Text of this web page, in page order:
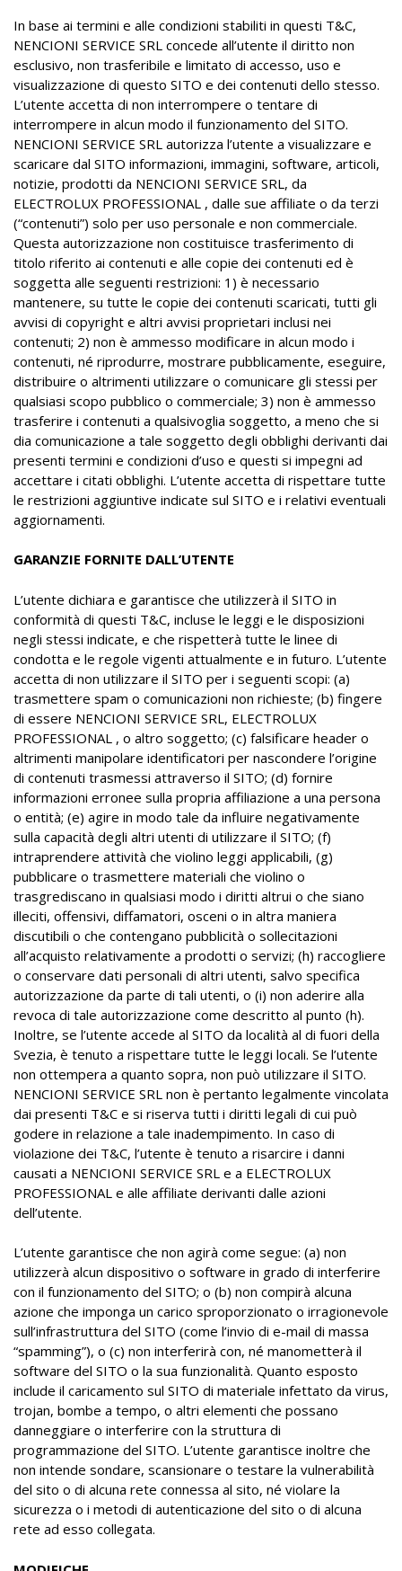
In base ai termini e alle condizioni stabiliti in questi T&C,
NENCIONI SERVICE SRL concede all’utente il diritto non
esclusivo, non trasferibile e limitato di accesso, uso e
visualizzazione di questo SITO e dei contenuti dello stesso.
L’utente accetta di non interrompere o tentare di
interrompere in alcun modo il funzionamento del SITO.
NENCIONI SERVICE SRL autorizza l’utente a visualizzare e
scaricare dal SITO informazioni, immagini, software, articoli,
notizie, prodotti da NENCIONI SERVICE SRL, da
ELECTROLUX PROFESSIONAL , dalle sue affiliate o da terzi
(“contenuti”) solo per uso personale e non commerciale.
Questa autorizzazione non costituisce trasferimento di
titolo riferito ai contenuti e alle copie dei contenuti ed è
soggetta alle seguenti restrizioni: 1) è necessario
mantenere, su tutte le copie dei contenuti scaricati, tutti gli
avvisi di copyright e altri avvisi proprietari inclusi nei
contenuti; 2) non è ammesso modificare in alcun modo i
contenuti, né riprodurre, mostrare pubblicamente, eseguire,
distribuire o altrimenti utilizzare o comunicare gli stessi per
qualsiasi scopo pubblico o commerciale; 3) non è ammesso
trasferire i contenuti a qualsivoglia soggetto, a meno che si
dia comunicazione a tale soggetto degli obblighi derivanti dai
presenti termini e condizioni d’uso e questi si impegni ad
accettare i citati obblighi. L’utente accetta di rispettare tutte
le restrizioni aggiuntive indicate sul SITO e i relativi eventuali
aggiornamenti.
GARANZIE FORNITE DALL’UTENTE
L’utente dichiara e garantisce che utilizzerà il SITO in
conformità di questi T&C, incluse le leggi e le disposizioni
negli stessi indicate, e che rispetterà tutte le linee di
condotta e le regole vigenti attualmente e in futuro. L’utente
accetta di non utilizzare il SITO per i seguenti scopi: (a)
trasmettere spam o comunicazioni non richieste; (b) fingere
di essere NENCIONI SERVICE SRL, ELECTROLUX
PROFESSIONAL , o altro soggetto; (c) falsificare header o
altrimenti manipolare identificatori per nascondere l’origine
di contenuti trasmessi attraverso il SITO; (d) fornire
informazioni erronee sulla propria affiliazione a una persona
o entità; (e) agire in modo tale da influire negativamente
sulla capacità degli altri utenti di utilizzare il SITO; (f)
intraprendere attività che violino leggi applicabili, (g)
pubblicare o trasmettere materiali che violino o
trasgrediscano in qualsiasi modo i diritti altrui o che siano
illeciti, offensivi, diffamatori, osceni o in altra maniera
discutibili o che contengano pubblicità o sollecitazioni
all’acquisto relativamente a prodotti o servizi; (h) raccogliere
o conservare dati personali di altri utenti, salvo specifica
autorizzazione da parte di tali utenti, o (i) non aderire alla
revoca di tale autorizzazione come descritto al punto (h).
Inoltre, se l’utente accede al SITO da località al di fuori della
Svezia, è tenuto a rispettare tutte le leggi locali. Se l’utente
non ottempera a quanto sopra, non può utilizzare il SITO.
NENCIONI SERVICE SRL non è pertanto legalmente vincolata
dai presenti T&C e si riserva tutti i diritti legali di cui può
godere in relazione a tale inadempimento. In caso di
violazione dei T&C, l’utente è tenuto a risarcire i danni
causati a NENCIONI SERVICE SRL e a ELECTROLUX
PROFESSIONAL e alle affiliate derivanti dalle azioni
dell’utente.
L’utente garantisce che non agirà come segue: (a) non
utilizzerà alcun dispositivo o software in grado di interferire
con il funzionamento del SITO; o (b) non compirà alcuna
azione che imponga un carico sproporzionato o irragionevole
sull’infrastruttura del SITO (come l’invio di e-mail di massa
“spamming”), o (c) non interferirà con, né manometterà il
software del SITO o la sua funzionalità. Quanto esposto
include il caricamento sul SITO di materiale infettato da virus,
trojan, bombe a tempo, o altri elementi che possano
danneggiare o interferire con la struttura di
programmazione del SITO. L’utente garantisce inoltre che
non intende sondare, scansionare o testare la vulnerabilità
del sito o di alcuna rete connessa al sito, né violare la
sicurezza o i metodi di autenticazione del sito o di alcuna
rete ad esso collegata.